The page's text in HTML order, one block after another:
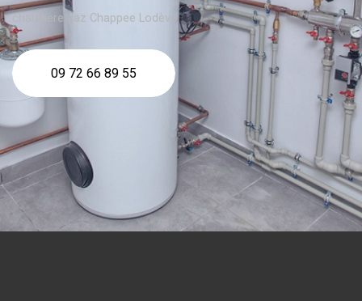
chaudière gaz Chappee Lodève
09 72 66 89 55